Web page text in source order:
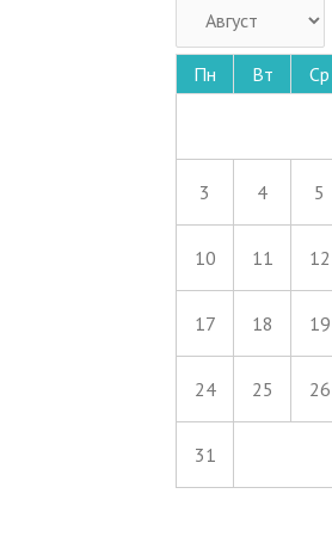
Пн Вт Ср
3 4 5
10 11 12
17 18 19
24 25 26
31